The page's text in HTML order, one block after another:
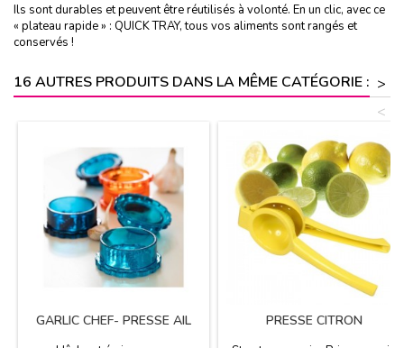
Ils sont durables et peuvent être réutilisés à volonté. En un clic, avec ce
« plateau rapide » : QUICK TRAY, tous vos aliments sont rangés et
conservés !
16 AUTRES PRODUITS DANS LA MÊME CATÉGORIE : >
<
GARLIC CHEF- PRESSE AIL PRESSE CITRON